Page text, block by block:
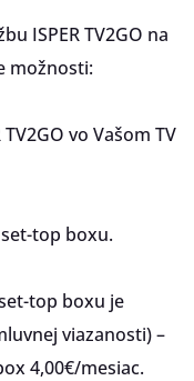
ISPER TV2GO na
možnosti:
vo Vašom TV
top boxu.
top boxu je
viazanosti) –
4,00€/mesiac.